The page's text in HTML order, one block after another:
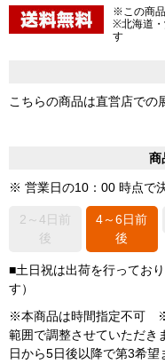
※この商
※北海道・
す
こちらの商品は直営店での
商
※ 営業日の10：00 時点で
2～4日前
後
4～6日前
後
■土日祝は出荷を行ってお
す）
※本商品は時間指定不可
範囲で調整させていただき
日から5日後以降で第3希